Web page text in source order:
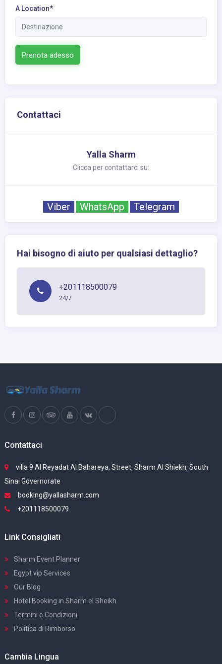
A Location*
Prenota adesso
Contattaci
Yalla Sharm
Clicca per contattarci su:
Viber WhatsApp Telegram
Hai bisogno di aiuto per qualsiasi dettaglio?
+201118500079
24/7
Contattaci
villa 9 Al Reyadat Al Bahareya, Street, Sharm Al Shiekh, South
Sinai Governorate
booking@yallasharm.com
+201118500079
Link Consigliati
Sharm Event Planner
Egypt vip Services
Our Blog
Hotel Booking in Sharm el Sheikh
Termini e Condizioni
Politica di Rimborso
Cambia Lingua